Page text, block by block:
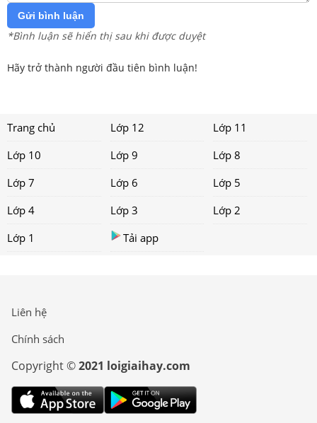
Gửi bình luận
*Bình luận sẽ hiển thị sau khi được duyệt
Hãy trở thành người đầu tiên bình luận!
Trang chủ Lớp 12
Lớp 11
Lớp 10
Lớp 9
Lớp 8
Lớp 7
Lớp 6
Lớp 5
Lớp 4
Lớp 3
Lớp 2
Lớp 1
Tải app
Liên hệ
Chính sách
Copyright ©2021 loigiaihay.com